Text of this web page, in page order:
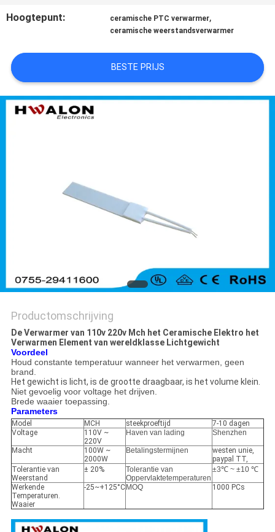
NIEUWS
OFFERTE
AANVRAGEN
SITEMAP
Hoogtepunt:
ceramische PTC verwarmer,
ceramische weerstandsverwarmer
BESTE PRIJS
Productomschrijving
De Verwarmer van 110v 220v Mch het Ceramische Elektro het
Verwarmen Element van wereldklasse Lichtgewicht
Voordeel
Houd constante temperatuur wanneer het verwarmen, geen
brand.
Het gewicht is licht, is de grootte draagbaar, is het volume klein.
Niet gevoelig voor voltage het drijven.
Brede waaier toepassing.
Parameters
Model MCH steekproeftijd
7-10 dagen
Voltage
110V ~
220V
Haven van lading Shenzhen
Macht
100W ~
2000W
Betalingstermijnen
westen unie,
paypal TT,
Tolerantie van
Weerstand
± 20%
Tolerantie van
Oppervlaktetemperaturen
±3℃ ~ ±10 ℃
Werkende
Temperaturen.
Waaier
-25~+125°C MOQ 1000 PCs